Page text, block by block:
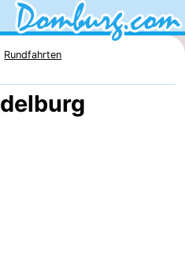
Rundfahrten